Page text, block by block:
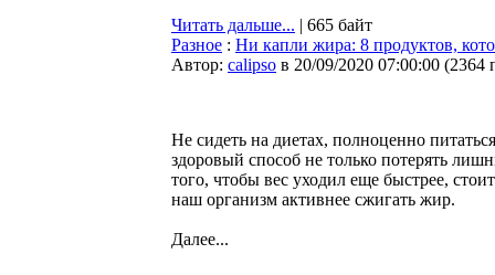
Читать дальше... | 665 байт
Разное : Ни капли жира: 8 продуктов,
Автор: calipso в 20/09/2020 07:00:00 (2364
Не сидеть на диетах, полноценно
здоровый способ не только потерять
того, чтобы вес уходил еще быстрее,
наш организм активнее сжигать жир.
Далее...